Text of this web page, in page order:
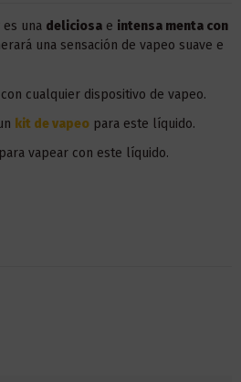
es una deliciosae intensa menta con
una sensación de vapeo suave e
cualquier dispositivo de vapeo.
kit de vapeopara este líquido.
para vapear con este líquido.